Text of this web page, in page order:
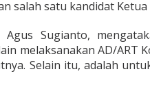
salah satu kandidat
Sugianto,
melaksanakan AD/ART
Selain itu, adalah